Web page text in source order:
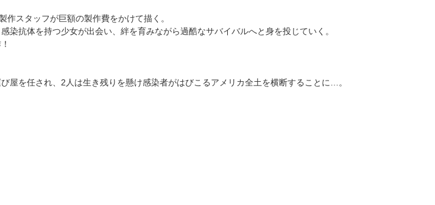
スタッフが巨額の製作費をかけて描く。
抗体を持つ少女が出会い、絆を育みながら過酷なサバイバルへと身を投じていく。
を任され、2人は生き残りを懸け感染者がはびこるアメリカ全土を横断することに…。